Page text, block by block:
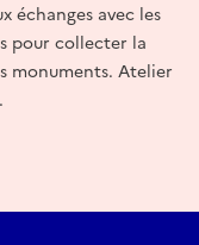
échanges avec les
pour collecter la
monuments. Atelier